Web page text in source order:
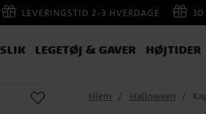
LEVERINGSTID 2-3 HVERDAGE 30
SLIK LEGETØJ & GAVER HØJTIDER
Hjem Halloween